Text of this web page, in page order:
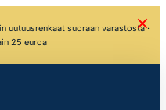
uutuusrenkaat suoraan varastosta ·
25 euroa